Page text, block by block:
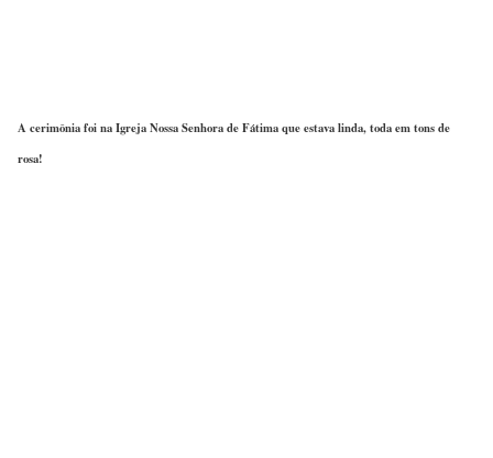
A cerimônia foi na Igreja Nossa Senhora de Fátima que estava linda, toda em tons de
rosa!